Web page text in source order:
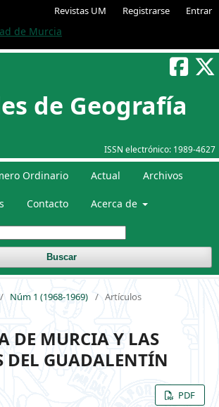
Revistas UM Registrarse Entrar
ISSN electrónico: 1989-4627
de Geografía
Ordinario Actual Archivos
Contacto Acerca de
Buscar
/ Núm 1 (1968-1969) / Artículos
DE MURCIA Y LAS
DEL GUADALENTÍN
PDF